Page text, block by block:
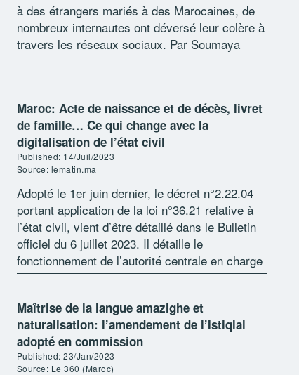
à des étrangers mariés à des Marocaines, de
nombreux internautes ont déversé leur colère à
travers les réseaux sociaux. Par Soumaya
Maroc: Acte de naissance et de décès, livret
de famille… Ce qui change avec la
digitalisation de l’état civil
Published: 14/Juil/2023
Source: lematin.ma
Adopté le 1er juin dernier, le décret n°2.22.04
portant application de la loi n°36.21 relative à
l’état civil, vient d’être détaillé dans le Bulletin
officiel du 6 juillet 2023. Il détaille le
fonctionnement de l’autorité centrale en charge
du Registre […]
Maîtrise de la langue amazighe et
naturalisation: l’amendement de l’Istiqlal
adopté en commission
Published: 23/Jan/2023
Source: Le 360 (Maroc)